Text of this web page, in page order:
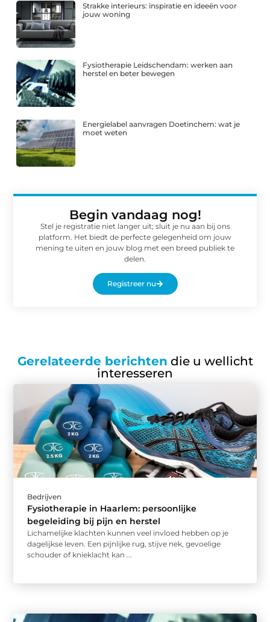
Strakke interieurs: inspiratie en ideeën voor
jouw woning
Fysiotherapie Leidschendam: werken aan
herstel en beter bewegen
Energielabel aanvragen Doetinchem: wat je
moet weten
Begin vandaag nog!
Stel je registratie niet langer uit; sluit je nu aan bij ons
platform. Het biedt de perfecte gelegenheid om jouw
mening te uiten en jouw blog met een breed publiek te
delen.
Registreer nu
Gerelateerde berichten die u wellicht
interesseren
Bedrijven
Fysiotherapie in Haarlem: persoonlijke
begeleiding bij pijn en herstel
Lichamelijke klachten kunnen veel invloed hebben op je
dagelijkse leven. Een pijnlijke rug, stijve nek, gevoelige
schouder of knieklacht kan ...